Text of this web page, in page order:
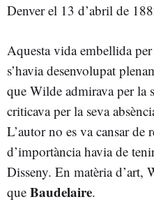
Denver el 13 d’abril de
Aquesta vida embellida per
s’havia desenvolupat
que Wilde admirava per la
criticava per la seva
L’autor no es va cansar de
d’importància havia de
Disseny. En matèria d’art,
que Baudelaire.